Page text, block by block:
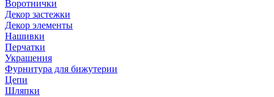
Воротнички
Декор застежки
Декор элементы
Нашивки
Перчатки
Украшения
Фурнитура для бижутерии
Цепи
Шляпки